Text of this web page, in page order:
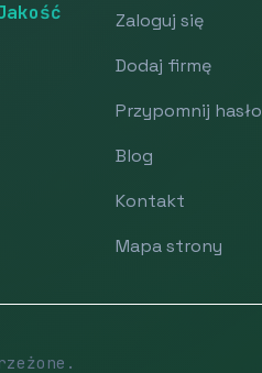
Zaloguj się
Dodaj firmę
Przypomnij hasło
Blog
Kontakt
Mapa strony